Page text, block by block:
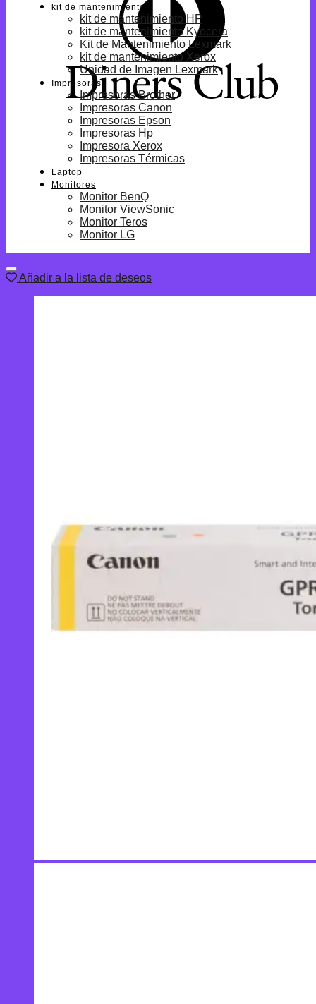
kit de mantenimiento
kit de mantenimiento HP
kit de mantenimiento Kyocera
Kit de Mantenimiento Lexmark
kit de mantenimiento Xerox
Unidad de Imagen Lexmark
Impresoras
Impresoras Brother
Impresoras Canon
Impresoras Epson
Impresoras Hp
Impresora Xerox
Impresoras Térmicas
Laptop
Monitores
Monitor BenQ
Monitor ViewSonic
Monitor Teros
Monitor LG
Añadir a la lista de deseos